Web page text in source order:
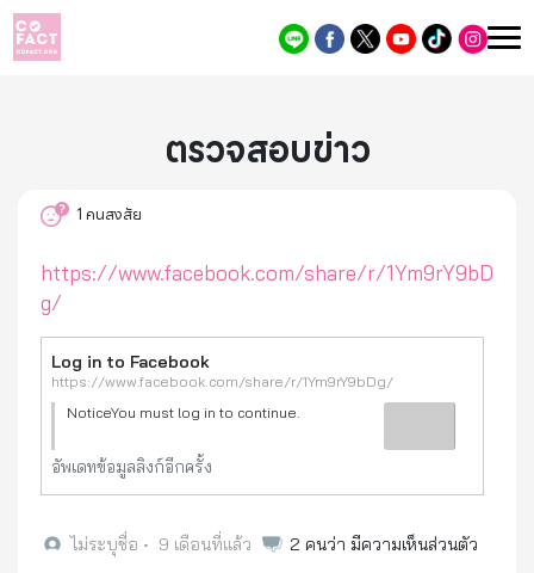
ตรวจสอบข่าว
1คนสงสัย
https://www.facebook.com/share/r/1Ym9rY9bD
g/
Log in to Facebook
https://www.facebook.com/share/r/1Ym9rY9bDg/
NoticeYou must log in to continue.
อัพเดทข้อมูลลิงก์อีกครั้ง
ไม่ระบุชื่อ • 9 เดือนที่แล้ว 2 คนว่า มีความเห็นส่วนตัว